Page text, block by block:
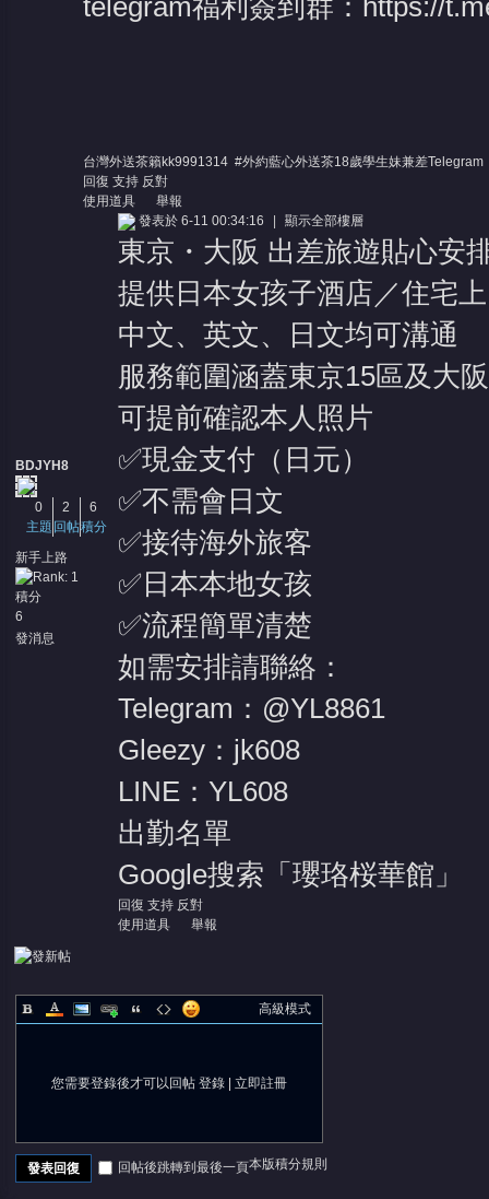
telegram福利簽到群： https://
台灣外送茶籟kk9991314 #外約藍心外送茶18歲學生妹兼差Telegram
回復 支持 反對
使用道具
舉報
BDJYH8
0
主題
2
回帖
6
積分
新手上路
積分
6
發消息
發表於 6-11 00:34:16 顯示全部樓層
東京・大阪 出差旅遊貼心安
提供日本女孩子酒店／住宅
中文、英文、日文均可溝通
服務範圍涵蓋東京15區及大
可提前確認本人照片
✅現金支付（日元）
✅不需會日文
✅接待海外旅客
✅日本本地女孩
✅流程簡單清楚
如需安排請聯絡：
Telegram：@YL8861
Gleezy：jk608
LINE：YL608
出勤名單
Google搜索「瓔珞桜華館」
回復 支持 反對
使用道具
舉報
高級模式
您需要登錄後才可以回帖 登錄| 立即註冊
本版積分規則
發表回復 回帖後跳轉到最後一頁